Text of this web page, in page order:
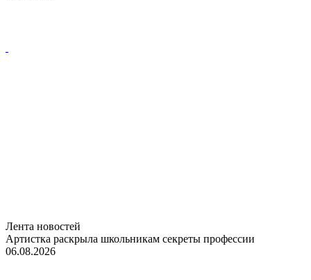
Лента новостей
Артистка раскрыла школьникам секреты профессии
06.08.2026